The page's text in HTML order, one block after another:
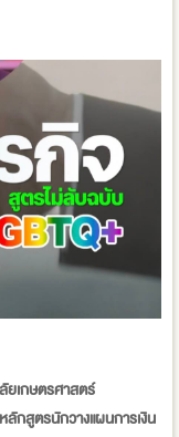
ยเกษตรศาสตร์
กสูตรนักวางแผนการเงิน